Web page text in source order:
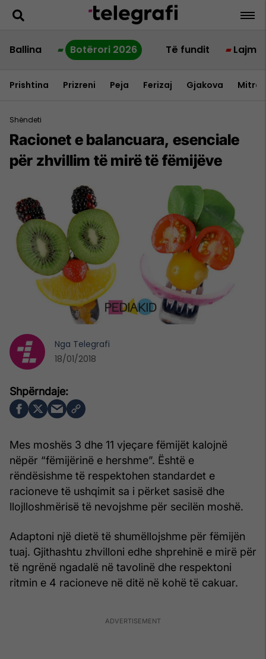
Ballina Botërori 2026 Të fundit Lajme
Prishtina Prizreni Peja Ferizaj Gjakova
Shëndeti
Racionet e balancuara, esenciale
për zhvillim të mirë të fëmijëve
Mes moshës 3 dhe 11 vjeçare fëmijët kalojnë
nëpër “fëmijërinë e hershme”. Është e
rëndësishme të respektohen standardet e
racioneve të ushqimit sa i përket sasisë dhe
llojlloshmërisë të nevojshme për secilën moshë.
Adaptoni një dietë të shumëllojshme për fëmijën
tuaj. Gjithashtu zhvilloni edhe shprehinë e mirë për
të ngrënë ngadalë në tavolinë dhe respektoni
ritmin e 4 racioneve në ditë në kohë të cakuar.
Nga Telegrafi
18/01/2018